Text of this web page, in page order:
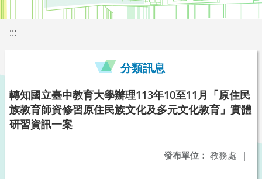
:::
分類訊息
轉知國立臺中教育大學辦理113年10至11月「原住民
族教育師資修習原住民族文化及多元文化教育」實體
研習資訊一案
發布單位： 教務處 |